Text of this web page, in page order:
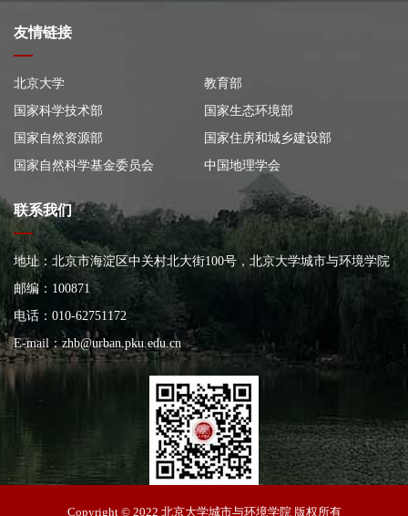
友情链接
北京大学
教育部
国家科学技术部
国家生态环境部
国家自然资源部
国家住房和城乡建设部
国家自然科学基金委员会
中国地理学会
联系我们
地址：北京市海淀区中关村北大街100号，北京大学城市与环境学院
大楼
邮编：100871
电话：010-62751172
E-mail：zhb@urban.pku.edu.cn
北京大学城市与环境学院
Copyright © 2022 北京大学城市与环境学院 版权所有